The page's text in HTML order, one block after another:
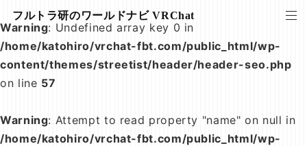
Warning: Undefined array key 0 in
/home/katohiro/vrchat-fbt.com/public_html/wp-
content/themes/streetist/header/header-seo.php
on line 57
Warning: Attempt to read property "name" on null in
/home/katohiro/vrchat-fbt.com/public_html/wp-
フルトラ研のワールドナビ VRChat